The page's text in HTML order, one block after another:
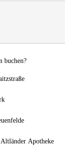
buchen?
Apotheke